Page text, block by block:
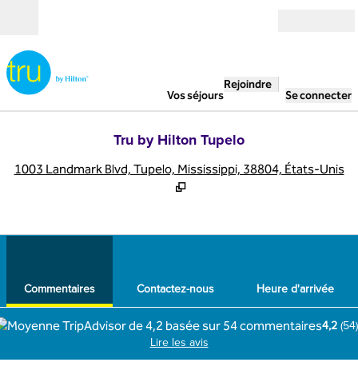
Vos séjours
Rejoindre
Se connecter
Tru by Hilton Tupelo
1003 Landmark Blvd, Tupelo, Mississippi, 38804, États-Unis
Commentaires Contactez-nous Heure d'arrivée
4,2 (54)
Lire les avis